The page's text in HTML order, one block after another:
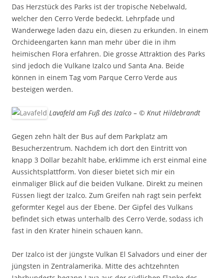
Das Herzstück des Parks ist der tropische Nebelwald,
welcher den Cerro Verde bedeckt. Lehrpfade und
Wanderwege laden dazu ein, diesen zu erkunden. In einem
Orchideengarten kann man mehr über die in ihm
heimischen Flora erfahren. Die grosse Attraktion des Parks
sind jedoch die Vulkane Izalco und Santa Ana. Beide
können in einem Tag vom Parque Cerro Verde aus
besteigen werden.
Lavafeld am Fuß des Izalco – © Knut Hildebrandt
Gegen zehn hält der Bus auf dem Parkplatz am
Besucherzentrum. Nachdem ich dort den Eintritt von
knapp 3 Dollar bezahlt habe, erklimme ich erst einmal eine
Aussichtsplattform. Von dieser bietet sich mir ein
einmaliger Blick auf die beiden Vulkane. Direkt zu meinen
Füssen liegt der Izalco. Zum Greifen nah ragt sein perfekt
geformter Kegel aus der Ebene. Der Gipfel des Vulkans
befindet sich etwas unterhalb des Cerro Verde, sodass ich
fast in den Krater hinein schauen kann.
Der Izalco ist der jüngste Vulkan El Salvadors und einer der
jüngsten in Zentralamerika. Mitte des achtzehnten